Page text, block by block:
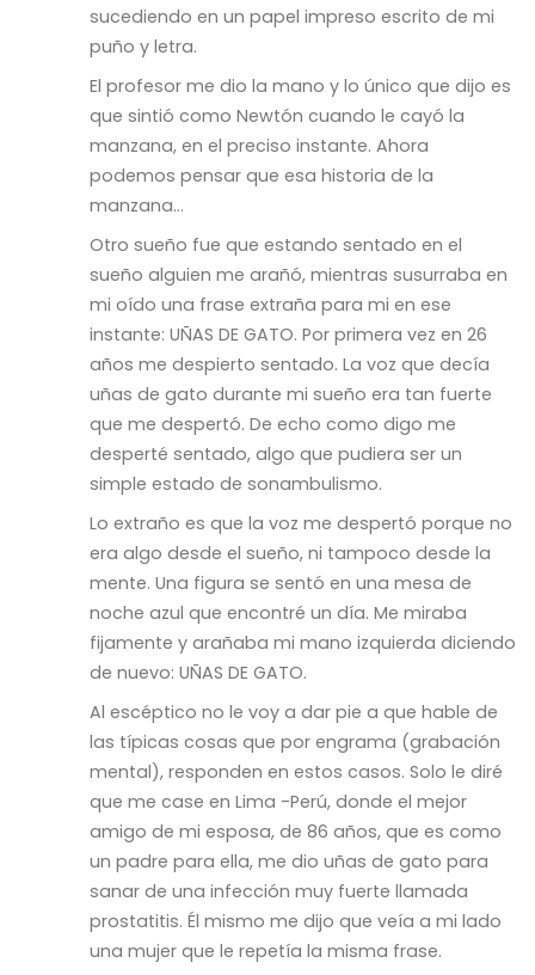
sucediendo en un papel impreso escrito de mi
puño y letra.
El profesor me dio la mano y lo único que dijo es
que sintió como Newtón cuando le cayó la
manzana, en el preciso instante. Ahora
podemos pensar que esa historia de la
manzana…
Otro sueño fue que estando sentado en el
sueño alguien me arañó, mientras susurraba en
mi oído una frase extraña para mi en ese
instante: UÑAS DE GATO. Por primera vez en 26
años me despierto sentado. La voz que decía
uñas de gato durante mi sueño era tan fuerte
que me despertó. De echo como digo me
desperté sentado, algo que pudiera ser un
simple estado de sonambulismo.
Lo extraño es que la voz me despertó porque no
era algo desde el sueño, ni tampoco desde la
mente. Una figura se sentó en una mesa de
noche azul que encontré un día. Me miraba
fijamente y arañaba mi mano izquierda diciendo
de nuevo: UÑAS DE GATO.
Al escéptico no le voy a dar pie a que hable de
las típicas cosas que por engrama (grabación
mental), responden en estos casos. Solo le diré
que me case en Lima -Perú, donde el mejor
amigo de mi esposa, de 86 años, que es como
un padre para ella, me dio uñas de gato para
sanar de una infección muy fuerte llamada
prostatitis. Él mismo me dijo que veía a mi lado
una mujer que le repetía la misma frase.